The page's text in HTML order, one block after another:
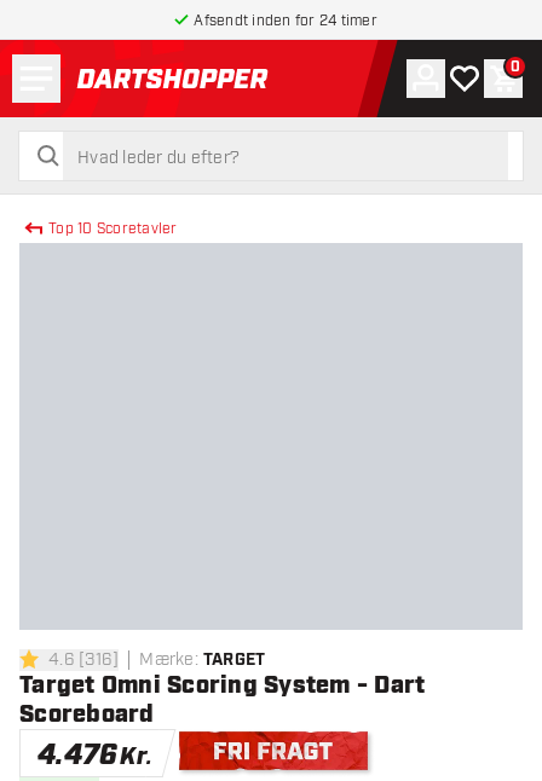
Afsendt inden for 24 timer
tilbage til forsiden
søg
søg
Konto
Min 0
Top 10 Scoretavler
4.6 bedømmelsesstjerner
4.6 [316] Mærke: TARGET
Target Omni Scoring System - Dart
Scoreboard
4.476Kr.